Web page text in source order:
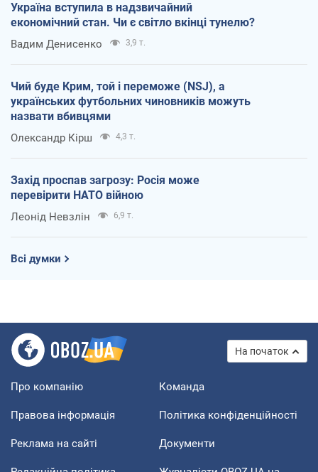
Україна вступила в надзвичайний
економічний стан. Чи є світло вкінці тунелю?
Вадим Денисенко 3,9 т.
Чий буде Крим, той і переможе (NSJ), а
українських футбольних чиновників можуть
назвати вбивцями
Олександр Кірш 4,3 т.
Захід проспав загрозу: Росія може
перевірити НАТО війною
Леонід Невзлін 6,9 т.
Всі думки
На початок
Про компанію Команда
Правова інформація Політика конфіденційності
Реклама на сайті Документи